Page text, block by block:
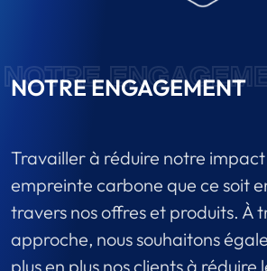
NOTRE ENGAGEMENT
NOTRE
Travailler à réduire notre
empreinte carbone que ce soit
travers nos offres et produits. À
approche, nous souhaitons
plus en plus nos clients à